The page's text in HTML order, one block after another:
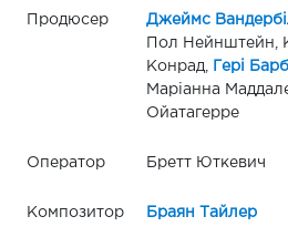
Продюсер Джеймс
Пол Нейнштейн,
Конрад,
Гері
Маріанна
Ойатагерре
Оператор Бретт Юткевич
Композитор Браян Тайлер